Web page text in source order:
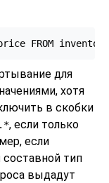
FROM
для
хотя
в скобки
.*, если только
если
тип
выдадут